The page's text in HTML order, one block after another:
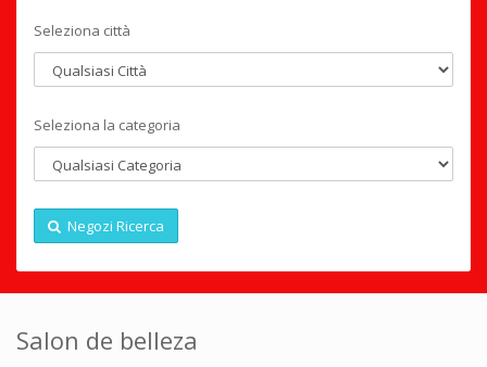
Seleziona città
Seleziona la categoria
Negozi Ricerca
Salon de belleza